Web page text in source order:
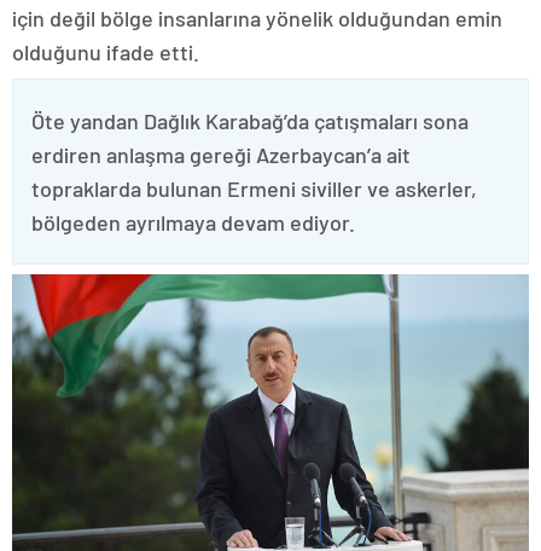
için değil bölge insanlarına yönelik olduğundan emin
olduğunu ifade etti.
Öte yandan Dağlık Karabağ’da çatışmaları sona
erdiren anlaşma gereği Azerbaycan’a ait
topraklarda bulunan Ermeni siviller ve askerler,
bölgeden ayrılmaya devam ediyor.